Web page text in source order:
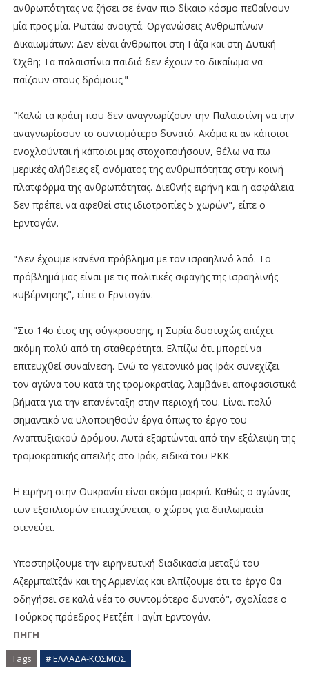
ανθρωπότητας να ζήσει σε έναν πιο δίκαιο κόσμο πεθαίνουν
μία προς μία. Ρωτάω ανοιχτά. Οργανώσεις Ανθρωπίνων
Δικαιωμάτων: Δεν είναι άνθρωποι στη Γάζα και στη Δυτική
Όχθη; Τα παλαιστίνια παιδιά δεν έχουν το δικαίωμα να
παίζουν στους δρόμους;"
"Καλώ τα κράτη που δεν αναγνωρίζουν την Παλαιστίνη να την
αναγνωρίσουν το συντομότερο δυνατό. Ακόμα κι αν κάποιοι
ενοχλούνται ή κάποιοι μας στοχοποιήσουν, θέλω να πω
μερικές αλήθειες εξ ονόματος της ανθρωπότητας στην κοινή
πλατφόρμα της ανθρωπότητας. Διεθνής ειρήνη και η ασφάλεια
δεν πρέπει να αφεθεί στις ιδιοτροπίες 5 χωρών", είπε ο
Ερντογάν.
"Δεν έχουμε κανένα πρόβλημα με τον ισραηλινό λαό. Το
πρόβλημά μας είναι με τις πολιτικές σφαγής της ισραηλινής
κυβέρνησης", είπε ο Ερντογάν.
"Στο 14ο έτος της σύγκρουσης, η Συρία δυστυχώς απέχει
ακόμη πολύ από τη σταθερότητα. Ελπίζω ότι μπορεί να
επιτευχθεί συναίνεση. Ενώ το γειτονικό μας Ιράκ συνεχίζει
τον αγώνα του κατά της τρομοκρατίας, λαμβάνει αποφασιστικά
βήματα για την επανένταξη στην περιοχή του. Είναι πολύ
σημαντικό να υλοποιηθούν έργα όπως το έργο του
Αναπτυξιακού Δρόμου. Αυτά εξαρτώνται από την εξάλειψη της
τρομοκρατικής απειλής στο Ιράκ, ειδικά του PKK.
Η ειρήνη στην Ουκρανία είναι ακόμα μακριά. Καθώς ο αγώνας
των εξοπλισμών επιταχύνεται, ο χώρος για διπλωματία
στενεύει.
Υποστηρίζουμε την ειρηνευτική διαδικασία μεταξύ του
Αζερμπαϊτζάν και της Αρμενίας και ελπίζουμε ότι το έργο θα
οδηγήσει σε καλά νέα το συντομότερο δυνατό", σχολίασε ο
Τούρκος πρόεδρος Ρετζέπ Ταγίπ Ερντογάν.
ΠΗΓΗ
Tags # ΕΛΛΑΔΑ-ΚΟΣΜΟΣ